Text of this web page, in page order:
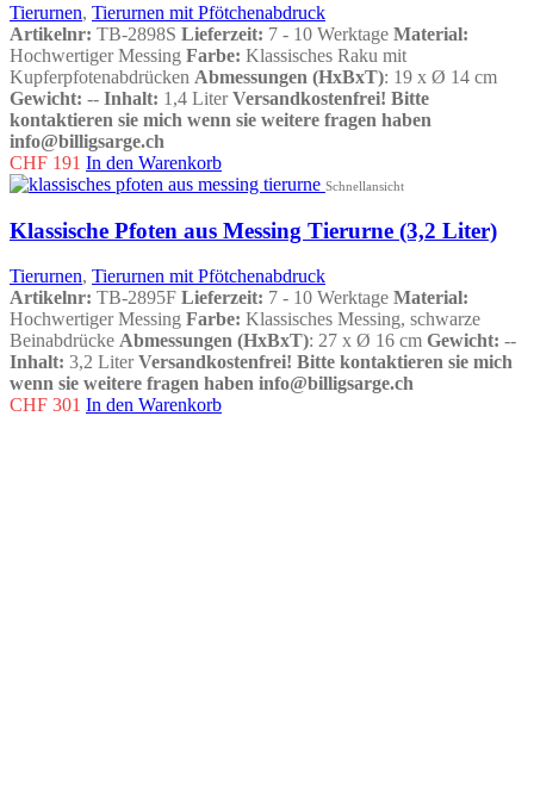
Tierurnen, Tierurnen mit Pfötchenabdruck
Artikelnr: TB-2898S Lieferzeit: 7 - 10 Werktage Material:
Hochwertiger Messing Farbe: Klassisches Raku mit
Kupferpfotenabdrücken Abmessungen (HxBxT): 19 x Ø 14 cm
Gewicht: -- Inhalt: 1,4 LiterVersandkostenfrei! Bitte
kontaktieren sie mich wenn sie weitere fragen haben
info@billigsarge.ch
CHF 191 In den Warenkorb
Schnellansicht
Klassische Pfoten aus Messing Tierurne (3,2 Liter)
Tierurnen, Tierurnen mit Pfötchenabdruck
Artikelnr: TB-2895F Lieferzeit: 7 - 10 Werktage Material:
Hochwertiger Messing Farbe: Klassisches Messing, schwarze
Beinabdrücke Abmessungen (HxBxT): 27 x Ø 16 cm Gewicht: --
Inhalt: 3,2 LiterVersandkostenfrei! Bitte kontaktieren sie mich
wenn sie weitere fragen haben info@billigsarge.ch
CHF 301 In den Warenkorb